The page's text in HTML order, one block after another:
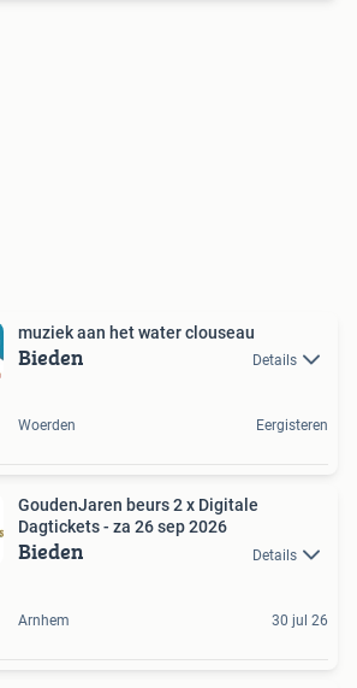
muziek aan het water clouseau
Bieden Details
Woerden Eergisteren
GoudenJaren beurs 2 x Digitale
Dagtickets - za 26 sep 2026
Bieden Details
Arnhem 30 jul 26